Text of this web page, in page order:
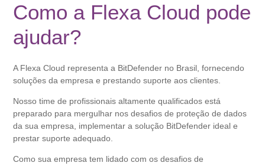
Como a Flexa Cloud pode
ajudar?
A Flexa Cloud representa a BitDefender no Brasil, fornecendo
soluções da empresa e prestando suporte aos clientes.
Nosso time de profissionais altamente qualificados está
preparado para mergulhar nos desafios de proteção de dados
da sua empresa, implementar a solução BitDefender ideal e
prestar suporte adequado.
Como sua empresa tem lidado com os desafios de